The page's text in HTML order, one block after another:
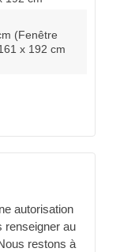
(Fenêtre
x 192 cm
autorisation
renseigner au
restons à